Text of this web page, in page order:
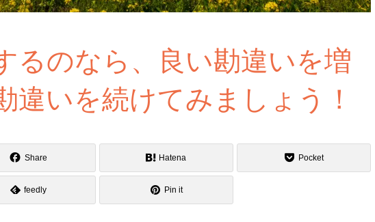
るのなら、良い勘違いを増
違いを続けてみましょう！
Share Hatena Pocket
feedly Pin it